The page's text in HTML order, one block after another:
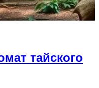
тайского